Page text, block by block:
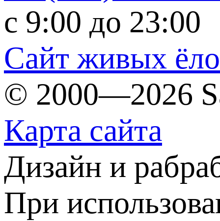
c 9:00 до 23:00
Сайт живых
© 2000—2026
Карта сайта
Дизайн и
При